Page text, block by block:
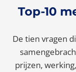
Top-10
De tien vragen
prijzen,